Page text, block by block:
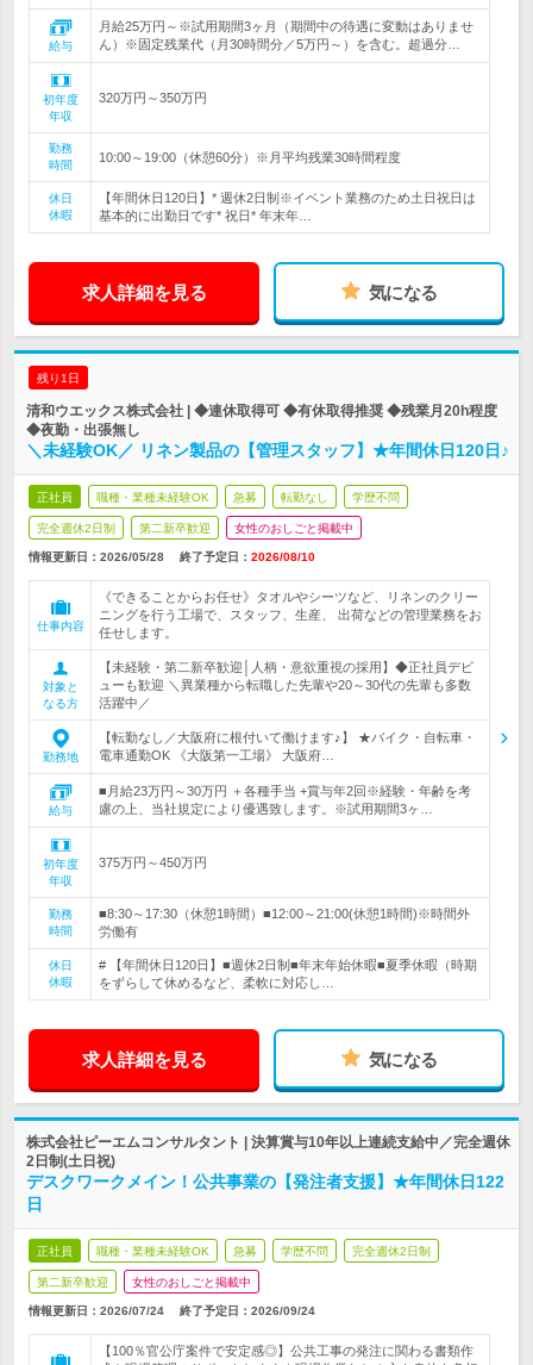
給与
月給25万円～※試用期間3ヶ月（期間中の待遇に変動はありませ
ん）※固定残業代（月30時間分／5万円～）を含む。超過分…
初年度
年収
320万円～350万円
勤務
時間
10:00～19:00（休憩60分）※月平均残業30時間程度
休日
休暇
【年間休日120日】* 週休2日制※イベント業務のため土日祝日は
基本的に出勤日です* 祝日* 年末年…
求人詳細を見る 気になる
残り1日
清和ウエックス株式会社 | ◆連休取得可 ◆有休取得推奨 ◆残業月20h程度
◆夜勤・出張無し
＼未経験OK／ リネン製品の【管理スタッフ】★年間休日120日♪
正社員 職種・業種未経験OK 急募 転勤なし 学歴不問
完全週休2日制 第二新卒歓迎 女性のおしごと掲載中
情報更新日：2026/05/28 終了予定日： 2026/08/10
仕事内容
《できることからお任せ》タオルやシーツなど、リネンのクリー
ニングを行う工場で、スタッフ、生産、 出荷などの管理業務をお
任せします。
対象と
なる方
【未経験・第二新卒歓迎│人柄・意欲重視の採用】◆正社員デビ
ューも歓迎 ＼異業種から転職した先輩や20～30代の先輩も多数
活躍中／
勤務地
【転勤なし／大阪府に根付いて働けます♪】 ★バイク・自転車・
電車通勤OK 《大阪第一工場》 大阪府…
給与
■月給23万円～30万円 ＋各種手当 +賞与年2回※経験・年齢を考
慮の上、当社規定により優遇致します。※試用期間3ヶ…
初年度
年収
375万円～450万円
勤務
時間
■8:30～17:30（休憩1時間）■12:00～21:00(休憩1時間)※時間外
労働有
休日
休暇
# 【年間休日120日】■週休2日制■年末年始休暇■夏季休暇（時期
をずらして休めるなど、柔軟に対応し…
求人詳細を見る 気になる
株式会社ピーエムコンサルタント | 決算賞与10年以上連続支給中／完全週休
2日制(土日祝)
デスクワークメイン！公共事業の【発注者支援】★年間休日122
日
正社員 職種・業種未経験OK 急募 学歴不問 完全週休2日制
第二新卒歓迎 女性のおしごと掲載中
情報更新日：2026/07/24 終了予定日： 2026/09/24
【100％官公庁案件で安定感◎】公共工事の発注に関わる書類作